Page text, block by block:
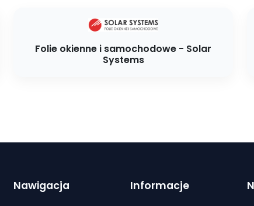
Folie okienne i samochodowe - Solar
Systems
Nawigacja Informacje